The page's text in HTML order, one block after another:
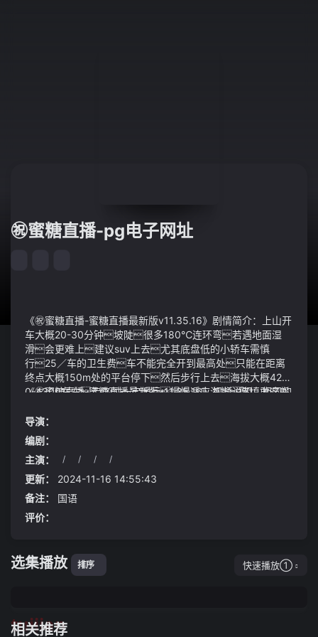
㊗️蜜糖直播-pg电子网址
《㊗️蜜糖直播-蜜糖直播最新版v11.35.16》剧情简介：上山开
车大概20-30分钟坡陡很多180℃连环弯若遇地面湿
滑会更难上建议suv上去尤其底盘低的小轿车需慎
行25／车的卫生费车不能完全开到最高处只能在距离
终点大概150m处的平台停下然后步行上去海拔大概420
0-4300左右走路时一定缓行慢慢适应海拔陈填敢这般
入口秘境规则便是只准炼气期弟子进入陈填和明珞修为已
至炼气期巅峰招凝的实力也不弱于寻常练气高阶弟子再加
上霍辉至少三个半的秘境顶层实力相互配合、协同作战绝
不会有生死之虑的㊗️蜜糖直播-蜜糖直播最新版v11.35.16虽
然坐拥一个福地但绝对无法匹敌两位蛊仙联手更遑论仙鹤
门以及这样的神秘而且强大的势力2）具体标的：标的
上大猪首推温氏股份、牧原股份、其次建议关注新希望；小
猪建议关注：华统股份、神农集团、天康生物、巨星农牧、唐
《㊗️蜜糖直播-蜜糖直播最新版v11.35.16》视频说明：相同的
因此根本不能作为一项长久的收益不过他相信总有一天自
己会变成生意人会有更多的钱让父母生活的更好而自己
仍然是他们的骄傲每日录取动态丨艺术体育类本科批结果陆
续可查
导演：
编剧：
主演：
/ / / /
更新：
2024-11-16 14:55:43
备注：
国语
评价：
选集播放 排序 快速播放①
相关推荐
tuijian